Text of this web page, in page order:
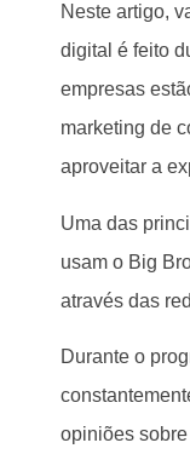
Neste artigo,
digital é feito
empresas
marketing de
aproveitar a
Uma das
usam o Big
através das
Durante o
opiniões